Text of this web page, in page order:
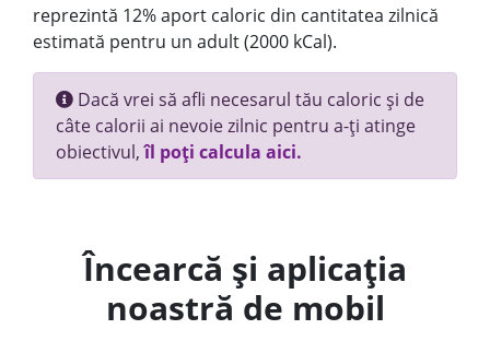
reprezintă 12% aport caloric din cantitatea zilnică
estimată pentru un adult (2000 kCal).
Dacă vrei să afli necesarul tău caloric și de
câte calorii ai nevoie zilnic pentru a-ți atinge
obiectivul,îl poți calcula aici.
Încearcă și aplicația
noastră de mobil